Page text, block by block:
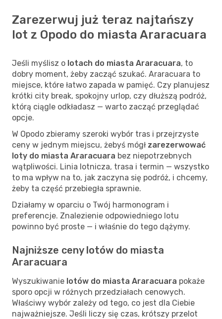
Zarezerwuj już teraz najtańszy
lot z Opodo do miasta Araracuara
Jeśli myślisz o lotach do miasta Araracuara, to
dobry moment, żeby zacząć szukać. Araracuara to
miejsce, które łatwo zapada w pamięć. Czy planujesz
krótki city break, spokojny urlop, czy dłuższą podróż,
którą ciągle odkładasz — warto zacząć przeglądać
opcje.
W Opodo zbieramy szeroki wybór tras i przejrzyste
ceny w jednym miejscu, żebyś mógł zarezerwować
loty do miasta Araracuara bez niepotrzebnych
wątpliwości. Linia lotnicza, trasa i termin — wszystko
to ma wpływ na to, jak zaczyna się podróż, i chcemy,
żeby ta część przebiegła sprawnie.
Działamy w oparciu o Twój harmonogram i
preferencje. Znalezienie odpowiedniego lotu
powinno być proste — i właśnie do tego dążymy.
Najniższe ceny lotów do miasta
Araracuara
Wyszukiwanie lotów do miasta Araracuara pokaże
sporo opcji w różnych przedziałach cenowych.
Właściwy wybór zależy od tego, co jest dla Ciebie
najważniejsze. Jeśli liczy się czas, krótszy przelot